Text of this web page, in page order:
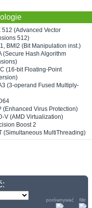
512 (Advanced Vector
512)
BMI2 (Bit Manipulation inst.)
(Secure Hash Algorithm
(16-bit Floating-Point
(3-operand Fused Multiply-
(Enhanced Virus Protection)
V (AMD Virtualization)
Boost 2
(Simultaneous MultiThreading)
porównywać filtr